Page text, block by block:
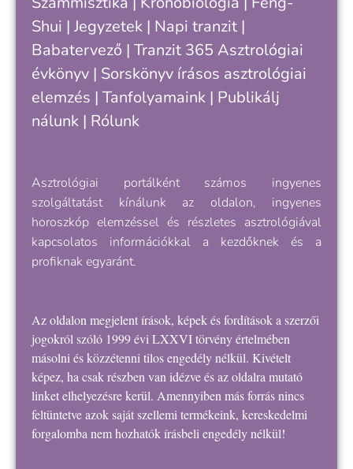
Shui | Jegyzetek | Napi tranzit |
Babatervező | Tranzit 365 Asztrológiai
évkönyv | Sorskönyv írásos asztrológiai
elemzés | Tanfolyamaink | Publikálj
nálunk | Rólunk
Asztrológiai portálként számos ingyenes
szolgáltatást kínálunk az oldalon, ingyenes
horoszkóp elemzéssel és részletes asztrológiával
kapcsolatos információkkal a kezdőknek és a
profiknak egyaránt.
Az oldalon megjelent írások, képek és fordítások a szerzői
jogokról szóló 1999 évi LXXVI törvény értelmében
másolni és közzétenni tilos engedély nélkül. Kivételt
képez, ha csak részben van idézve és az oldalra mutató
linket elhelyezésre kerül. Amennyiben más forrás nincs
feltüntetve azok saját szellemi termékeink, kereskedelmi
forgalomba nem hozhatók írásbeli engedély nélkül!